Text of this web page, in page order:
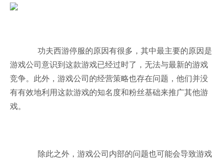
功夫西游停服的原因有很多，其中最主要的原因是
游戏公司意识到这款游戏已经过时了，无法与最新的游戏
竞争。此外，游戏公司的经营策略也存在问题，他们并没
有有效地利用这款游戏的知名度和粉丝基础来推广其他游
戏。
除此之外，游戏公司内部的问题也可能会导致游戏